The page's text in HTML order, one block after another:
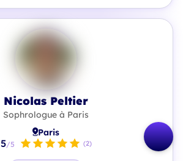
Nicolas Peltier
Sophrologue à Paris
Paris
5/5 (2)